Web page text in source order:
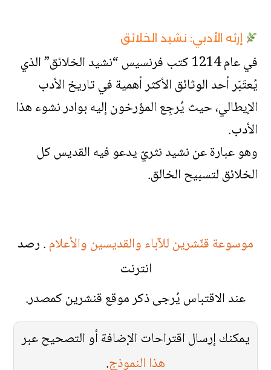
إرثه الأدبي: نشيد الخلائق
في عام 1214 كتب فرنسيس “نشيد الخلائق” الذي
يُعتَبَر أحد الوثائق الأكثر أهمية في تاريخ الأدب
الإيطالي، حيث يُرجِع المؤرخون إليه بوادر نشوء هذا
الأدب.
وهو عبارة عن نشيد نثريّ يدعو فيه القديس كل
الخلائق لتسبيح الخالق.
موسوعة قنّشرين للآباء والقديسين والأعلام. رصد
انترنت
عند الاقتباس يُرجى ذكر موقع قنشرين كمصدر.
يمكنك إرسال اقتراحات الإضافة أو التصحيح عبر
هذا النموذج.